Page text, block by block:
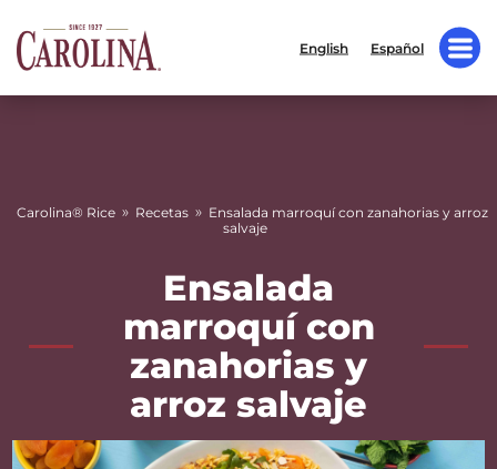
English Español
Carolina® Rice » Recetas » Ensalada marroquí con zanahorias y arroz
salvaje
Ensalada
marroquí con
zanahorias y
arroz salvaje